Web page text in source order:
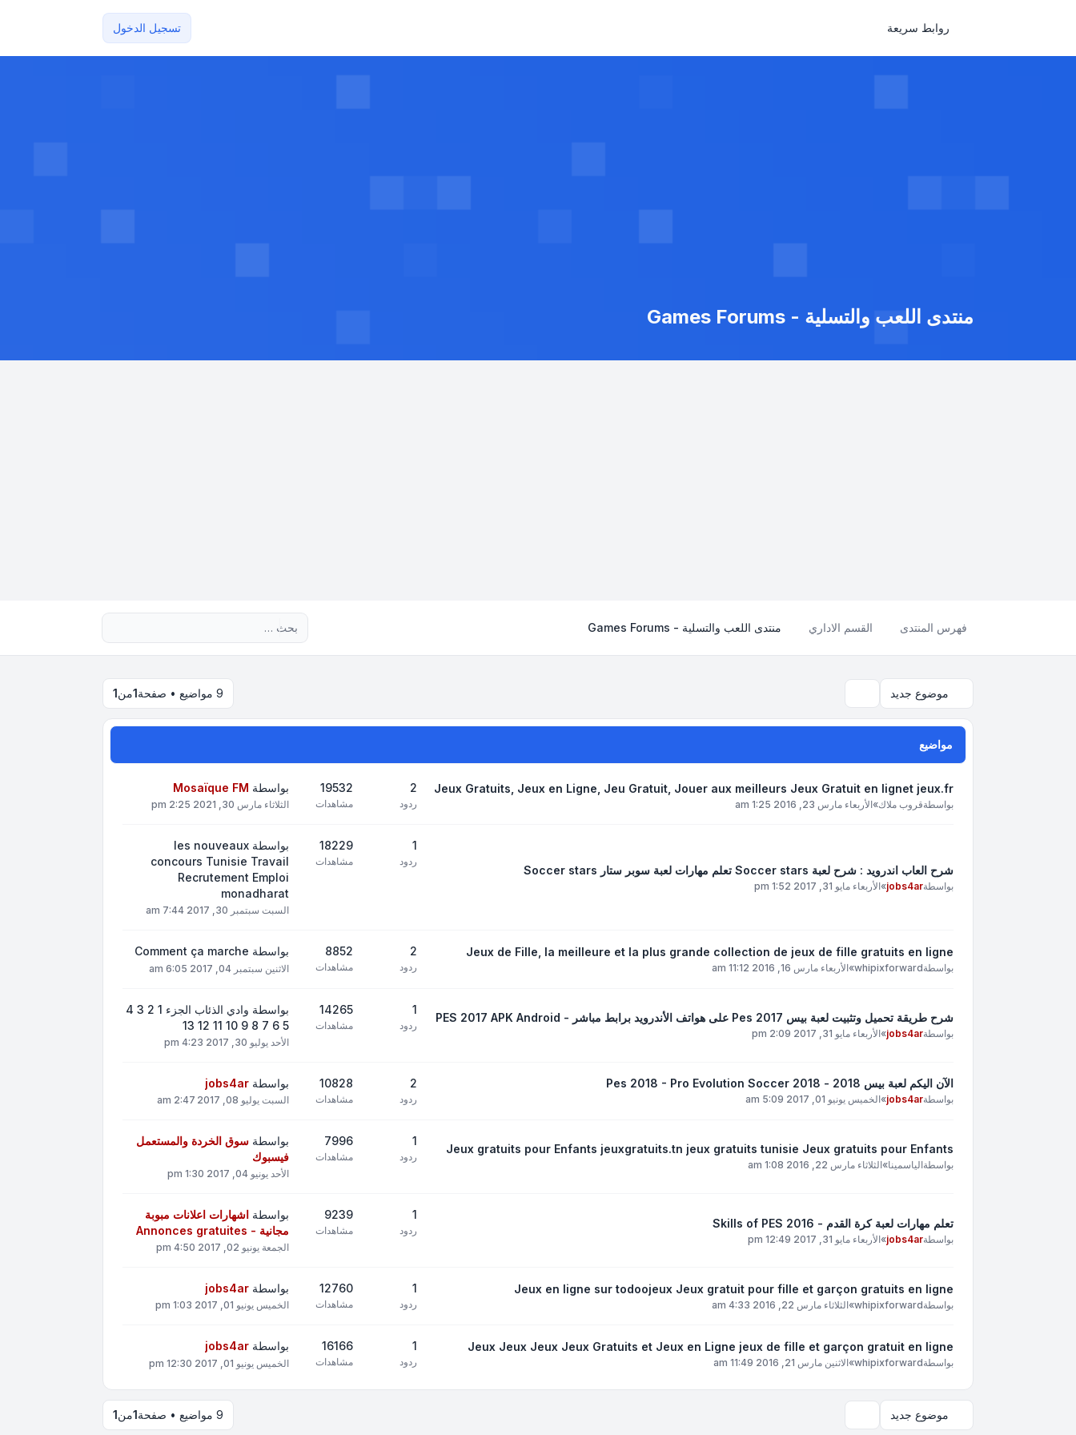
روابط سريعة تسجيل الدخول
منتدى اللعب والتسلية - Games Forums
فهرس المنتدى القسم الاداري منتدى اللعب والتسلية - Games Forums
موضوع جديد 9 مواضيع • صفحة 1من1
مواضيع
Jeux Gratuits, Jeux en Ligne, Jeu Gratuit, Jouer aux meilleurs Jeux Gratuit en lignet jeux.fr
بواسطةقروب ملاك»الأربعاء مارس 23, 2016 1:25 am
2
ردود
19532
مشاهدات
بواسطة Mosaïque FM
الثلاثاء مارس 30, 2021 2:25 pm
شرح العاب اندرويد : شرح لعبة Soccer stars تعلم مهارات لعبة سوبر ستار Soccer stars
بواسطةjobs4ar
»الأربعاء مايو 31, 2017 1:52 pm
1
ردود
18229
مشاهدات
بواسطة les nouveaux
concours Tunisie Travail
Recrutement Emploi
monadharat
السبت سبتمبر 30, 2017 7:44 am
Jeux de Fille, la meilleure et la plus grande collection de jeux de fille gratuits en ligne
بواسطةwhipixforward
»الأربعاء مارس 16, 2016 11:12 am
2
ردود
8852
مشاهدات
بواسطة Comment ça marche
الاثنين سبتمبر 04, 2017 6:05 am
شرح طريقة تحميل وتثبيت لعبة بيس Pes 2017 على هواتف الأندرويد برابط مباشر - PES 2017 APK Android
بواسطةjobs4ar
»الأربعاء مايو 31, 2017 2:09 pm
1
ردود
14265
مشاهدات
بواسطة
وادي الذئاب الجزء 1 2 3 4
5 6 7 8 9 10 11 12 13
الأحد يوليو 30, 2017 4:23 pm
الآن اليكم لعبة بيس 2018 - Pes 2018 - Pro Evolution Soccer 2018
بواسطةjobs4ar
»الخميس يونيو 01, 2017 5:09 am
2
ردود
10828
مشاهدات
بواسطة jobs4ar
السبت يوليو 08, 2017 2:47 am
Jeux gratuits pour Enfants jeuxgratuits.tn jeux gratuits tunisie Jeux gratuits pour Enfants
بواسطةالياسمينا»الثلاثاء مارس 22, 2016 1:08 am
1
ردود
7996
مشاهدات
بواسطة سوق الخردة والمستعمل
فيسبوك
الأحد يونيو 04, 2017 1:30 pm
تعلم مهارات لعبة كرة القدم - Skills of PES 2016
بواسطةjobs4ar
»الأربعاء مايو 31, 2017 12:49 pm
1
ردود
9239
مشاهدات
بواسطة اشهارات اعلانات مبوبة
مجانية - Annonces gratuites
الجمعة يونيو 02, 2017 4:50 pm
Jeux en ligne sur todoojeux Jeux gratuit pour fille et garçon gratuits en ligne
بواسطةwhipixforward
»الثلاثاء مارس 22, 2016 4:33 am
1
ردود
12760
مشاهدات
بواسطة jobs4ar
الخميس يونيو 01, 2017 1:03 pm
Jeux Jeux Jeux Jeux Gratuits et Jeux en Ligne jeux de fille et garçon gratuit en ligne
بواسطةwhipixforward
»الاثنين مارس 21, 2016 11:49 am
1
ردود
16166
مشاهدات
بواسطة jobs4ar
الخميس يونيو 01, 2017 12:30 pm
موضوع جديد 9 مواضيع • صفحة 1من1